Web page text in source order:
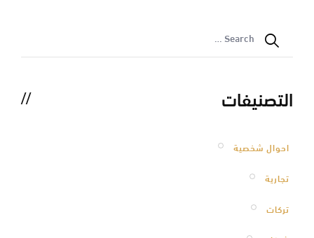
التصنيفات
احوال شخصية
تجارية
تركات